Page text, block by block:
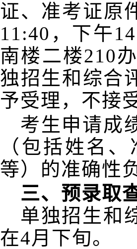
证、准考证原
11:40，下午
南楼二楼210
独招生和综合
予受理，不接
考生申请成
（包括姓名
等）的准确性
三、预录取
单独招生和
在4月下旬。